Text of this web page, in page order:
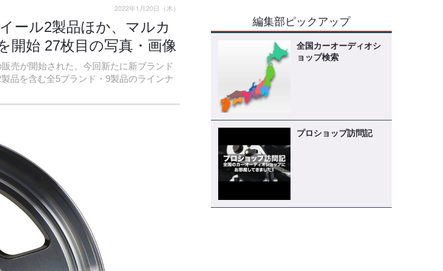
ール2製品ほか、マルカ
開始 27枚目の写真・画像
売が開始された。今回新たに新ブランド
品を含む全5ブランド・9製品のラインナ
2022年1月20日（木）
編集部ピックアップ
全国カーオーディオシ
ョップ検索
プロショップ訪問記